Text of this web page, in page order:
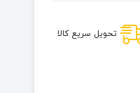
تحویل سریع کالا